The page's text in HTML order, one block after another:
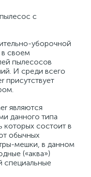
с
уборочной
в своем
пылесосов
И среди всего
присутствует
являются
данного типа
которых состоит в
обычных
мешки, в данном
(«аква»)
специальные